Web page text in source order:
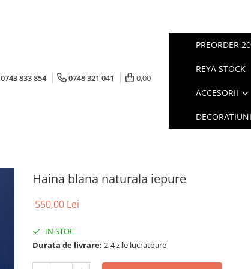
0743 833 854 0748 321 041 0,00
PREORDER
REYA STOCK
ACCESORII
DECORATIUNI
Haina blana naturala iepure
550,00 Lei
IN STOC
Durata de livrare: 2-4 zile lucratoare